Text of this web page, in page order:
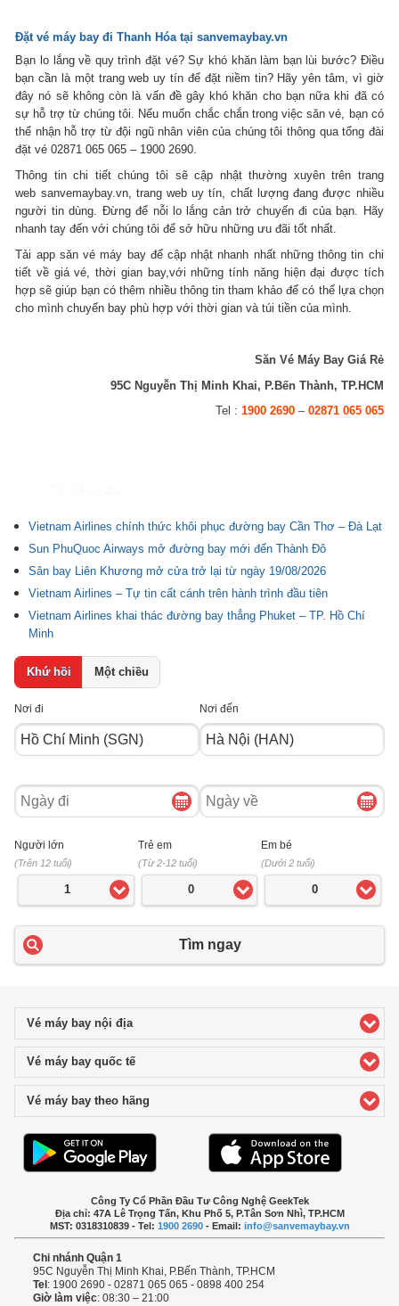
Đặtvé máy bay đi Thanh Hóa tại sanvemaybay.vn
Bạn lo lắng về quy trình đặt vé? Sự khó khăn làm bạn lùi bước? Điều
bạn cần là một trang web uy tín để đặt niềm tin? Hãy yên tâm, vì giờ
đây nó sẽ không còn là vấn đề gây khó khăn cho bạn nữa khi đã có
sự hỗ trợ từ chúng tôi. Nếu muốn chắc chắn trong việc săn vé, bạn có
thể nhận hỗ trợ từ đội ngũ nhân viên của chúng tôi thông qua tổng đài
đặt vé 02871 065 065 – 1900 2690.
Thông tin chi tiết chúng tôi sẽ cập nhật thường xuyên trên trang
web sanvemaybay.vn, trang web uy tín, chất lượng đang được nhiều
người tin dùng. Đừng để nỗi lo lắng cản trở chuyến đi của bạn. Hãy
nhanh tay đến với chúng tôi để sở hữu những ưu đãi tốt nhất.
Tải app săn vé máy bay để cập nhật nhanh nhất những thông tin chi
tiết về giá vé, thời gian bay,với những tính năng hiện đại được tích
hợp sẽ giúp bạn có thêm nhiều thông tin tham khảo để có thể lựa chọn
cho mình chuyến bay phù hợp với thời gian và túi tiền của mình.
Săn Vé Máy Bay Giá Rẻ
95C Nguyễn Thị Minh Khai, P.Bến Thành, TP.HCM
Tel : 1900 2690– 02871 065 065
Vietnam Airlines chính thức khôi phục đường bay Cần Thơ – Đà Lạt
Sun PhuQuoc Airways mở đường bay mới đến Thành Đô
Sân bay Liên Khương mở cửa trở lại từ ngày 19/08/2026
Vietnam Airlines – Tự tin cất cánh trên hành trình đầu tiên
Vietnam Airlines khai thác đường bay thẳng Phuket – TP. Hồ Chí
Minh
Khứ hồi Một chiều
Nơi đi Nơi đến
Ngày
đi
Ngày
về
Người lớn
(Trên 12 tuổi)
1
Trẻ em
(Từ 2-12 tuổi)
0
Em bé
(Dưới 2 tuổi)
0
Tìm ngay
Vé máy bay nội địaclick to expand contents
Vé máy bay quốc tếclick to expand contents
Vé máy bay theo hãng
Công Ty Cổ Phần Đầu Tư Công Nghệ GeekTek
Địa chỉ: 47A Lê Trọng Tấn, Khu Phố 5, P.Tân Sơn Nhì, TP.HCM
MST: 0318310839 - Tel: 1900 2690- Email: info@sanvemaybay.vn
Chi nhánh Quận 1
95C Nguyễn Thị Minh Khai, P.Bến Thành, TP.HCM
Tel : 1900 2690 - 02871 065 065 - 0898 400 254
Giờ làm việc: 08:30 – 21:00